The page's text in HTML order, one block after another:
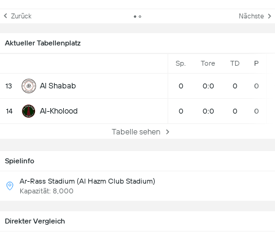
Zurück Nächste
Aktueller Tabellenplatz
Sp. Tore TD P
13 Al Shabab 0 0:0 0 0
14 Al-Kholood 0 0:0 0 0
Tabelle sehen
Spielinfo
Ar-Rass Stadium (Al Hazm Club Stadium)
Kapazität: 8,000
Direkter Vergleich